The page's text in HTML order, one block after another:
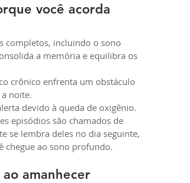
você acorda
completos, incluindo o sono
a memória e equilibra os
crônico enfrenta um obstáculo
noite.
devido à queda de oxigênio.
episódios são chamados de
se lembra deles no dia seguinte,
chegue ao sono profundo.
amanhecer